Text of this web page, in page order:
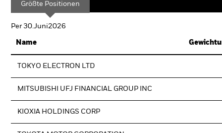
Größte Positionen
Per 30.Juni2026
Name
TOKYO ELECTRON LTD
MITSUBISHI UFJ FINANCIAL GROUP INC
KIOXIA HOLDINGS CORP